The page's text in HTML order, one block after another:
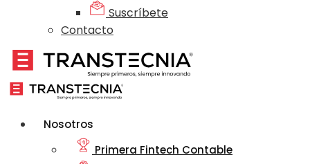
Suscríbete
Contacto
Nosotros
Primera Fintech Contable